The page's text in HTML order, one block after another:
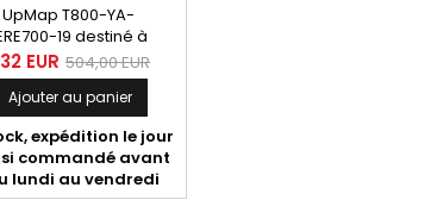
UpMap T800-YA-
19 destiné à
Tenere 700 2019-
Inclus, boitier T800 et
SL170601. 20 maps
pour silencieux ou
Termignoni,
Akrapovic avec ou
de boîte à
EUR 504,00 EUR
Ajouter au panier
expédition le jour
commandé avant
lundi au vendredi